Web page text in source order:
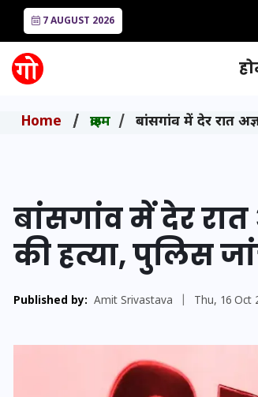
7 AUGUST 2026
Home क्राइम बांसगांव में देर रात
बांसगांव में देर
की हत्या, पुलिस
Published by: Amit Srivastava Thu, 16 Oct